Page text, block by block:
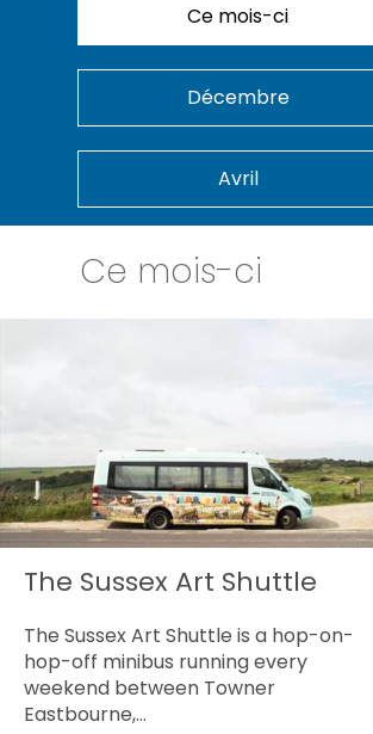
Ce mois-ci
Décembre
Avril
Ce mois-ci
The Sussex Art Shuttle
The Sussex Art Shuttle is a hop-on-
hop-off minibus running every
weekend between Towner
Eastbourne,…